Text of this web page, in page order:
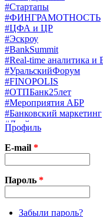
#Стартапы
#ФИНГРАМОТНОСТЬ
#ЦФА и ЦР
#Эскроу
#BankSummit
#Real-time аналитика и
#УральскийФорум
#FINOPOLIS
#ОТПБанк25лет
#Мероприятия АБР
#Банковский маркетинг
#Драйверы страхования
#Финконгресс ЦБ
#PB&WM
#UX/CX
#Экосистемы
X
Профиль
E-mail *
Пароль *
Забыли пароль?